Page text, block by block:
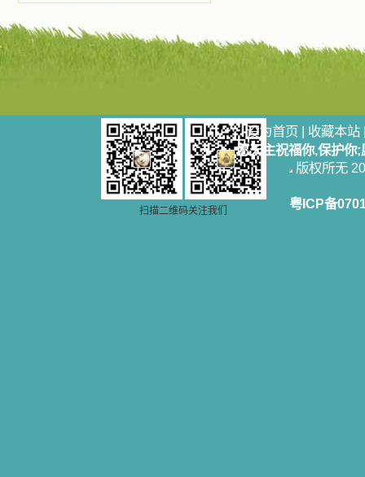
扫描二维码关注我们
设为首页 | 收藏本站
愿天主祝福你,保护你
版权所无
粤ICP备